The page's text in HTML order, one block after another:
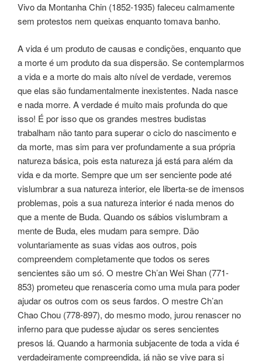
Vivo da Montanha Chin (1852-1935) faleceu calmamente
sem protestos nem queixas enquanto tomava banho.
A vida é um produto de causas e condições, enquanto que
a morte é um produto da sua dispersão. Se contemplarmos
a vida e a morte do mais alto nível de verdade, veremos
que elas são fundamentalmente inexistentes. Nada nasce
e nada morre. A verdade é muito mais profunda do que
isso! É por isso que os grandes mestres budistas
trabalham não tanto para superar o ciclo do nascimento e
da morte, mas sim para ver profundamente a sua própria
natureza básica, pois esta natureza já está para além da
vida e da morte. Sempre que um ser senciente pode até
vislumbrar a sua natureza interior, ele liberta-se de imensos
problemas, pois a sua natureza interior é nada menos do
que a mente de Buda. Quando os sábios vislumbram a
mente de Buda, eles mudam para sempre. Dão
voluntariamente as suas vidas aos outros, pois
compreendem completamente que todos os seres
sencientes são um só. O mestre Ch’an Wei Shan (771-
853) prometeu que renasceria como uma mula para poder
ajudar os outros com os seus fardos. O mestre Ch’an
Chao Chou (778-897), do mesmo modo, jurou renascer no
inferno para que pudesse ajudar os seres sencientes
presos lá. Quando a harmonia subjacente de toda a vida é
verdadeiramente compreendida, já não se vive para si